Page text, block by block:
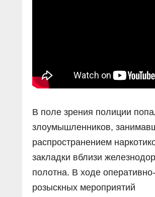
В поле зрения полиции
злоумышленников,
распространением
закладки вблизи
полотна. В ходе оперативно-
розыскных мероприятий